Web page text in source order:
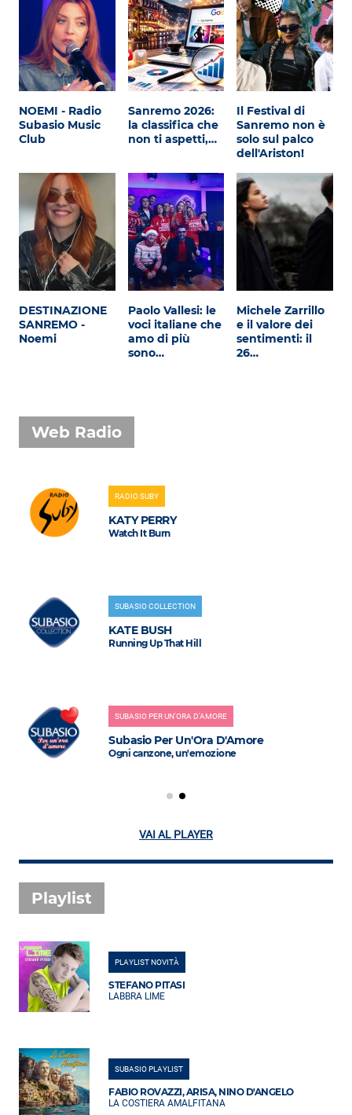
NOEMI - Radio
Subasio Music
Club
Sanremo 2026:
la classifica che
non ti aspetti,…
Il Festival di
Sanremo non è
solo sul palco
dell'Ariston!
DESTINAZIONE
SANREMO -
Noemi
Paolo Vallesi: le
voci italiane che
amo di più
sono…
Michele Zarrillo
e il valore dei
sentimenti: il
26…
Web Radio
RADIO SUBY
KATY PERRY
Watch It Burn
SUBASIO COLLECTION
KATE BUSH
Running Up That Hill
SUBASIO PER UN'ORA D'AMORE
Subasio Per Un'Ora D'Amore
Ogni canzone, un'emozione
VAI AL PLAYER
Playlist
PLAYLIST NOVITÀ
STEFANO PITASI
LABBRA LIME
SUBASIO PLAYLIST
FABIO ROVAZZI, ARISA, NINO D'ANGELO
LA COSTIERA AMALFITANA